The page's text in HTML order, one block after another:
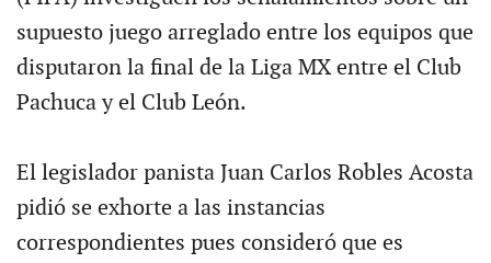
supuesto juego arreglado entre los equipos que
disputaron la final de la Liga MX entre el Club
Pachuca y el Club León.
El legislador panista Juan Carlos Robles Acosta
pidió se exhorte a las instancias
correspondientes pues consideró que es